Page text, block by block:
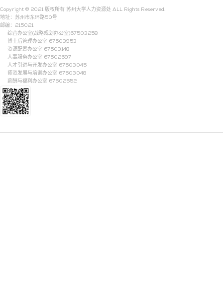
Copyright © 2021 版权所有 苏州大学人力资源处 ALL Rights Reserved.
地址：苏州市东环路50号
邮编：215021
综合办公室(战略规划办公室)67503258
博士后管理办公室 67503953
资源配置办公室 67503148
人事服务办公室 67502697
人才引进与开发办公室 67503045
师资发展与培训办公室 67503048
薪酬与福利办公室 67502552